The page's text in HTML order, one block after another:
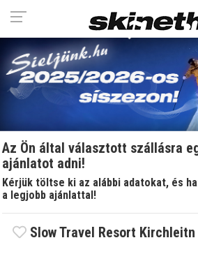
Az Ön által választott szállásra
ajánlatot adni!
Kérjük töltse ki az alábbi adatokat, és
a legjobb ajánlattal!
Slow Travel Resort Kirchleitn